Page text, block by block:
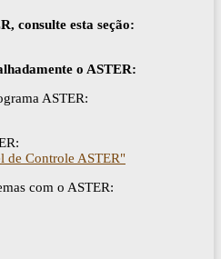
consulte esta seção:
o ASTER:
ASTER:
de Controle ASTER"
com o ASTER: